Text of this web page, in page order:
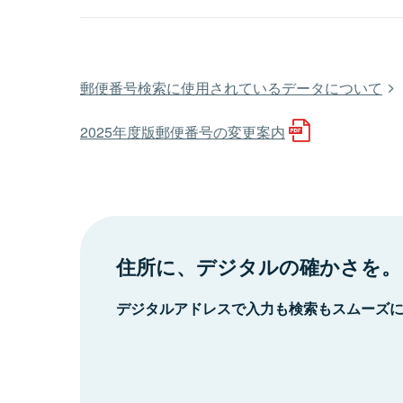
郵便番号検索に使用されているデータについて
2025年度版郵便番号の変更案内
住所に、デジタルの確かさを。
デジタルアドレスで入力も検索もスムーズ